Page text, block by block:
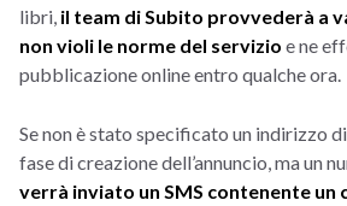
libri, il team di Subito provvederà a
non violi le norme del servizio e ne
pubblicazione online entro qualche ora.
Se non è stato specificato un indirizzo
fase di creazione dell’annuncio, ma un
verrà inviato un SMS contenente un